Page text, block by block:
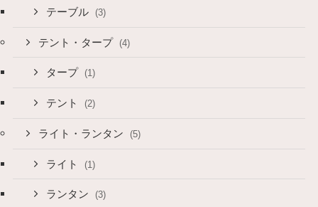
テーブル (3)
テント・タープ (4)
タープ (1)
テント (2)
ライト・ランタン (5)
ライト (1)
ランタン (3)